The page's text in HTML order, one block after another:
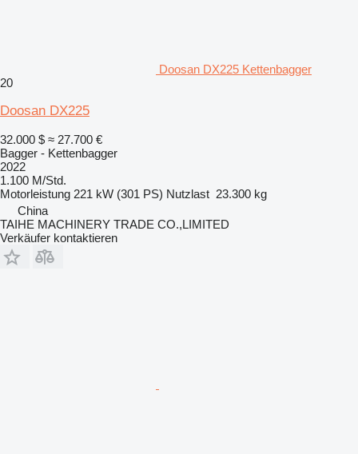
Doosan DX225 Kettenbagger
20
Doosan DX225
32.000 $ ≈ 27.700 €
Bagger - Kettenbagger
2022
1.100 M/Std.
Motorleistung 221 kW (301 PS) Nutzlast 23.300 kg
China
TAIHE MACHINERY TRADE CO.,LIMITED
Verkäufer kontaktieren